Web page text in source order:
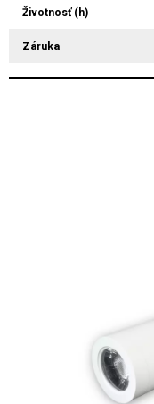
Životnosť (h)
Záruka